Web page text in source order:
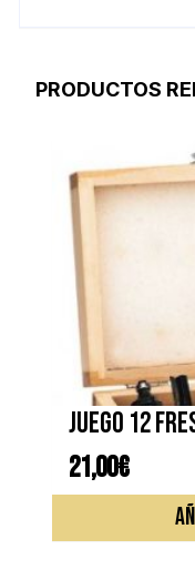
PRODUCTOS
Juego 12
21,00€